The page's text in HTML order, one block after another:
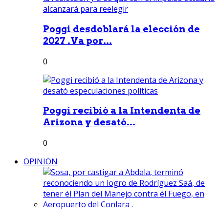
Poggi desdoblará la elección de
2027 .Va por...
0
Poggi recibió a la Intendenta de
Arizona y desató...
0
OPINION